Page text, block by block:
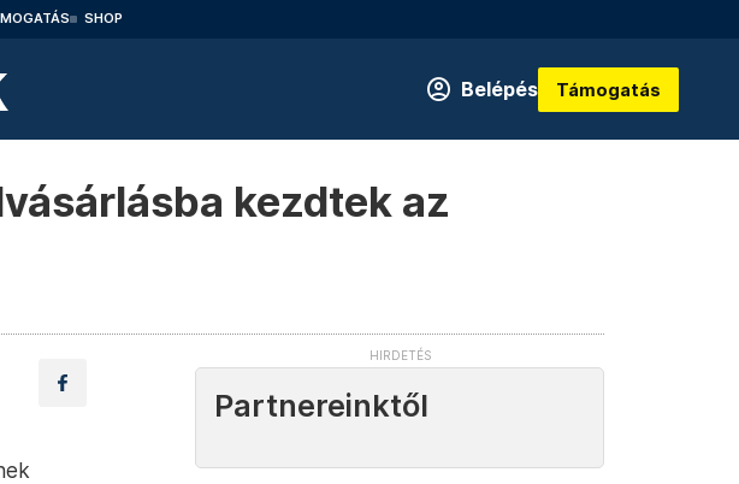
SHOP
Belépés Támogatás
kezdtek az
Partnereinktől